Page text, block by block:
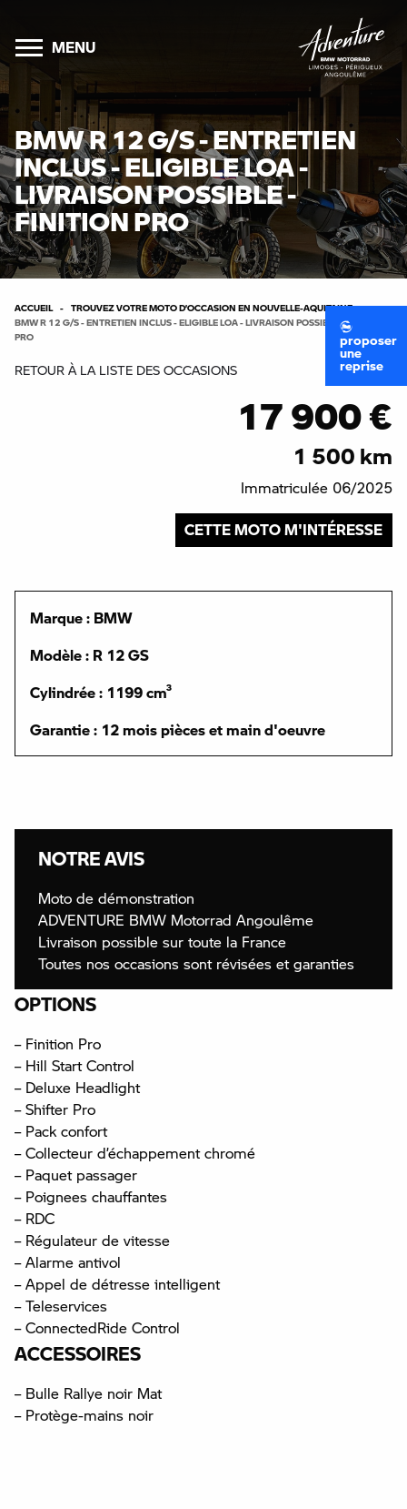
MENU
proposer
une
reprise
BMW R 12 G/S - ENTRETIEN
INCLUS - ELIGIBLE LOA -
LIVRAISON POSSIBLE -
FINITION PRO
ACCUEIL
TROUVEZ VOTRE MOTO D’OCCASION EN NOUVELLE-AQUITAINE
BMW R 12 G/S - ENTRETIEN INCLUS - ELIGIBLE LOA - LIVRAISON POSSIBLE - FINITION
PRO
RETOUR À LA LISTE DES OCCASIONS
17 900 €
1 500 km
Immatriculée 06/2025
CETTE MOTO M'INTÉRESSE
Marque : BMW
Modèle : R 12 GS
Cylindrée : 1199 cm³
Garantie : 12 mois pièces et main d'oeuvre
NOTRE AVIS
Moto de démonstration
ADVENTURE BMW Motorrad Angoulême
Livraison possible sur toute la France
Toutes nos occasions sont révisées et garanties
OPTIONS
– Finition Pro
– Hill Start Control
– Deluxe Headlight
– Shifter Pro
– Pack confort
– Collecteur d’échappement chromé
– Paquet passager
– Poignees chauffantes
– RDC
– Régulateur de vitesse
– Alarme antivol
– Appel de détresse intelligent
– Teleservices
– ConnectedRide Control
ACCESSOIRES
– Bulle Rallye noir Mat
– Protège-mains noir